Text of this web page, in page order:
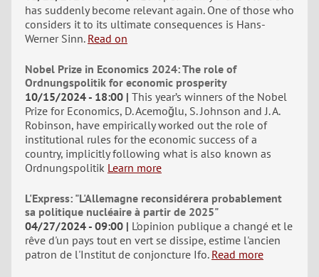
has suddenly become relevant again. One of those who
considers it to its ultimate consequences is Hans-
Werner Sinn. Read on
Nobel Prize in Economics 2024: The role of
Ordnungspolitik for economic prosperity
10/15/2024 - 18:00 This year’s winners of the Nobel
Prize for Economics, D. Acemoğlu, S. Johnson and J. A.
Robinson, have empirically worked out the role of
institutional rules for the economic success of a
country, implicitly following what is also known as
Ordnungspolitik Learn more
L'Express: "L'Allemagne reconsidérera probablement
sa politique nucléaire à partir de 2025"
04/27/2024 - 09:00
L'opinion publique a changé et le
rêve d'un pays tout en vert se dissipe, estime l'ancien
patron de l'Institut de conjoncture Ifo. Read more